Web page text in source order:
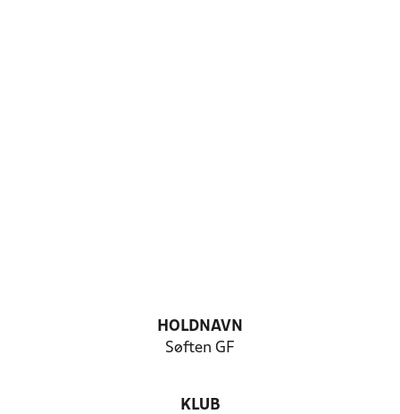
HOLDNAVN
Søften GF
KLUB